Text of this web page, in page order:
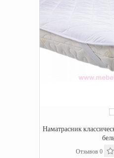
Наматрасник
Отзывов 0